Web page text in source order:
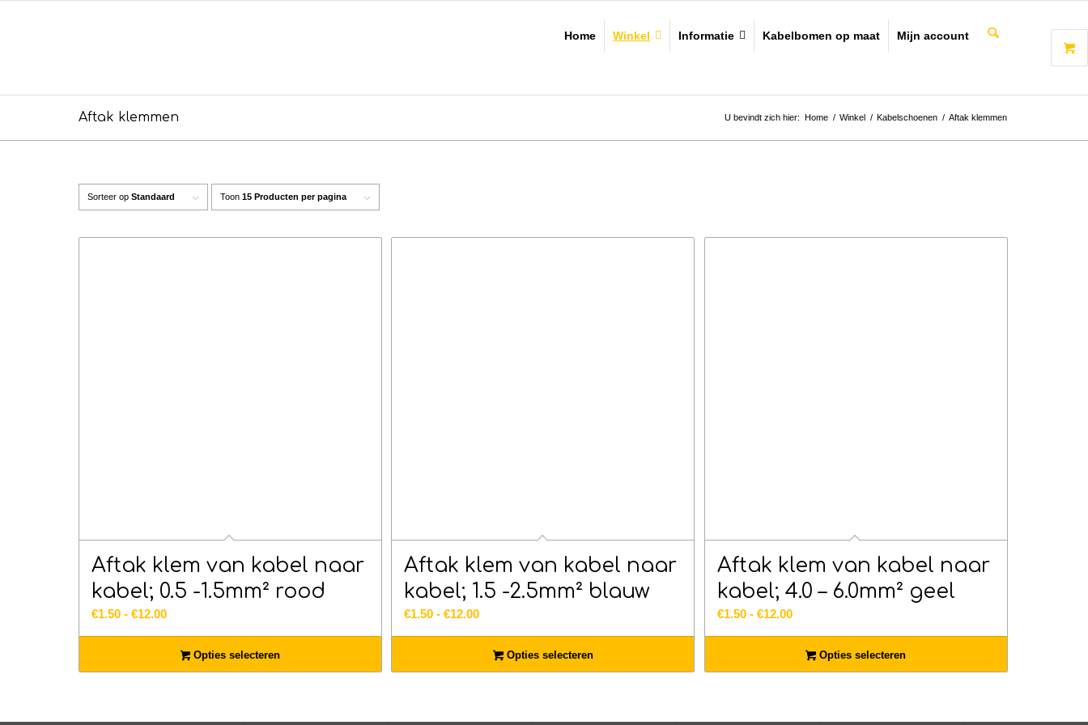
Home Winkel Informatie Kabelbomen op maat Mijn account
Aftak klemmen U bevindt zich hier: Home / Winkel / Kabelschoenen / Aftak klemmen
Sorteer op Standaard Toon 15 Producten per pagina
Aftak klem van kabel naar
kabel; 0.5 -1.5mm² rood
€1.50 - €12.00Prijsklasse:
tot
€12.00
Opties selecteren
Aftak klem van kabel naar
kabel; 1.5 -2.5mm² blauw
€1.50 - €12.00Prijsklasse:
tot
€12.00
Opties selecteren
Aftak klem van kabel naar
kabel; 4.0 – 6.0mm² geel
€1.50 - €12.00Prijsklasse:
tot
€12.00
Opties selecteren